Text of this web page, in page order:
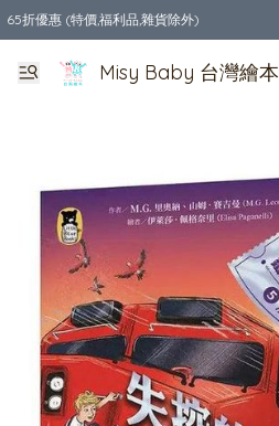
65折優惠 (特價,福利品,雜貨除外)
全店購物滿$550，免運費
Misy Baby 台灣繪本